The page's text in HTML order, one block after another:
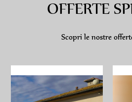
OFFERTE
Scopri le nostre